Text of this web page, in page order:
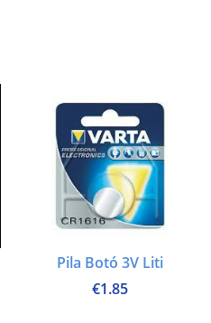
Pila Botó 3V Liti
€1.85